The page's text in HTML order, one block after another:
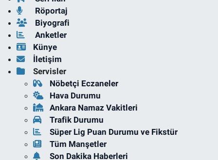
Röportaj
Biyografi
Anketler
Künye
İletişim
Servisler
Nöbetçi Eczaneler
Hava Durumu
Ankara Namaz Vakitleri
Trafik Durumu
Süper Lig Puan Durumu ve Fikstür
Tüm Manşetler
Son Dakika Haberleri